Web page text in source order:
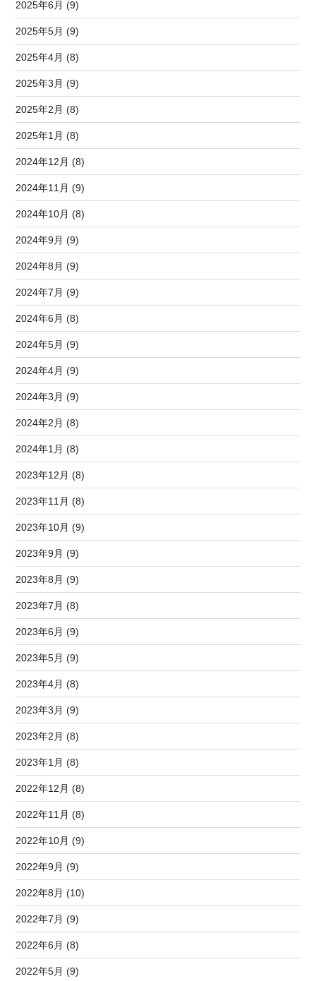
2025年6月 (9)
2025年5月 (9)
2025年4月 (8)
2025年3月 (9)
2025年2月 (8)
2025年1月 (8)
2024年12月 (8)
2024年11月 (9)
2024年10月 (8)
2024年9月 (9)
2024年8月 (9)
2024年7月 (9)
2024年6月 (8)
2024年5月 (9)
2024年4月 (9)
2024年3月 (9)
2024年2月 (8)
2024年1月 (8)
2023年12月 (8)
2023年11月 (8)
2023年10月 (9)
2023年9月 (9)
2023年8月 (9)
2023年7月 (8)
2023年6月 (9)
2023年5月 (9)
2023年4月 (8)
2023年3月 (9)
2023年2月 (8)
2023年1月 (8)
2022年12月 (8)
2022年11月 (8)
2022年10月 (9)
2022年9月 (9)
2022年8月 (10)
2022年7月 (9)
2022年6月 (8)
2022年5月 (9)